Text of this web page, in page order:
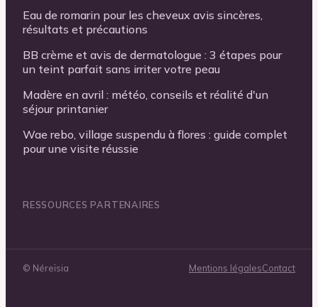
Eau de romarin pour les cheveux avis sincères,
résultats et précautions
BB crème et avis de dermatologue : 3 étapes pour
un teint parfait sans irriter votre peau
Madère en avril : météo, conseils et réalité d'un
séjour printanier
Wae rebo, village suspendu à flores : guide complet
pour une visite réussie
RESSOURCES PARTENAIRES
© Néreïsia Mentions légalesContact